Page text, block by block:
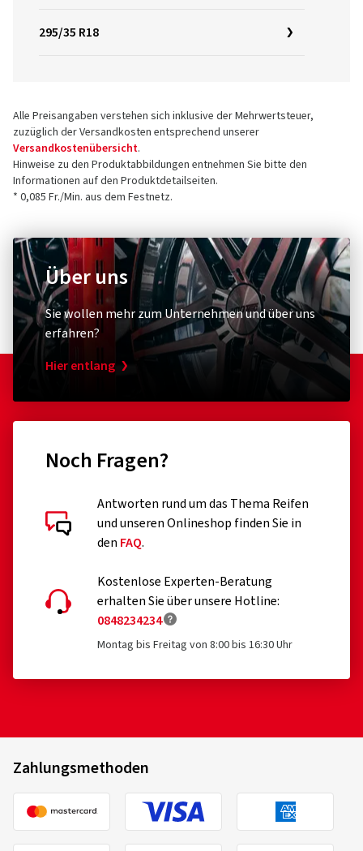
295/35 R18
Alle Preisangaben verstehen sich inklusive der Mehrwertsteuer,
zuzüglich der Versandkosten entsprechend unserer
Versandkostenübersicht.
Hinweise zu den Produktabbildungen entnehmen Sie bitte den
Informationen auf den Produktdetailseiten.
* 0,085 Fr./Min. aus dem Festnetz.
Über uns
Sie wollen mehr zum Unternehmen und über uns
erfahren?
Hier entlang
Noch Fragen?
Antworten rund um das Thema Reifen
und unseren Onlineshop finden Sie in
den FAQ.
Kostenlose Experten-Beratung
erhalten Sie über unsere Hotline:
0848234234
Montag bis Freitag von 8:00 bis 16:30 Uhr
Zahlungsmethoden